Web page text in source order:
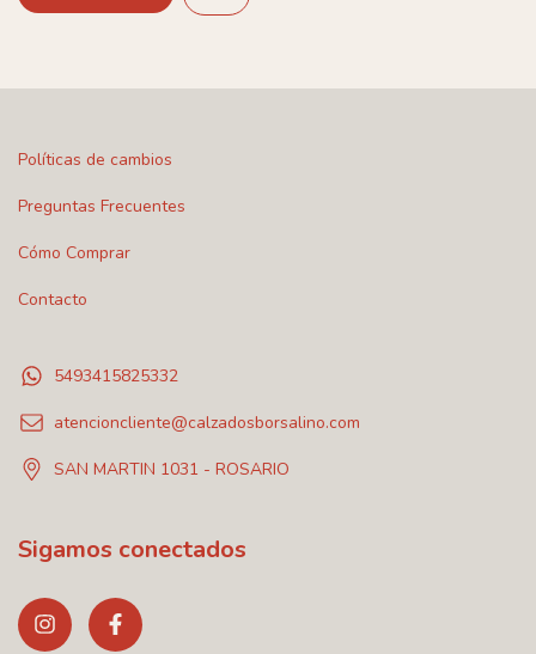
Políticas de cambios
Preguntas Frecuentes
Cómo Comprar
Contacto
5493415825332
atencioncliente@calzadosborsalino.com
SAN MARTIN 1031 - ROSARIO
Sigamos conectados